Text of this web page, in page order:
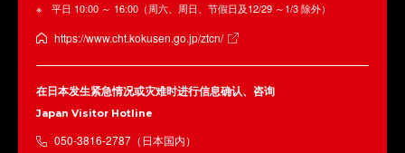
平日 10:00 ～ 16:00（周六、周日、节假日及12/29 ～1/3 除外）
https://www.cht.kokusen.go.jp/ztcn/
在日本发生紧急情况或灾难时进行信息确认、咨询
Japan Visitor Hotline
050-3816-2787（日本国内）